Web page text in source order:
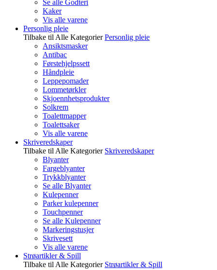
Se alle Godteri
Kaker
Vis alle varene
Personlig pleie
Tilbake til Alle Kategorier Personlig pleie
Ansiktsmasker
Antibac
Førstehjelpssett
Håndpleie
Leppepomader
Lommetørkler
Skjoennhetsprodukter
Solkrem
Toalettmapper
Toalettsaker
Vis alle varene
Skriveredskaper
Tilbake til Alle Kategorier Skriveredskaper
Blyanter
Fargeblyanter
Trykkblyanter
Se alle Blyanter
Kulepenner
Parker kulepenner
Touchpenner
Se alle Kulepenner
Markeringstusjer
Skrivesett
Vis alle varene
Strøartikler & Spill
Tilbake til Alle Kategorier Strøartikler & Spill